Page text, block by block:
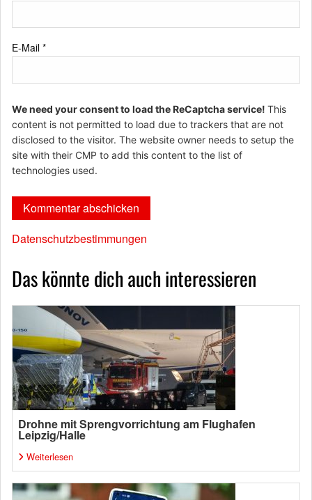
E-Mail *
We need your consent to load the ReCaptcha service! This
content is not permitted to load due to trackers that are not
disclosed to the visitor. The website owner needs to setup the
site with their CMP to add this content to the list of
technologies used.
Datenschutzbestimmungen
Das könnte dich auch interessieren
Drohne mit Sprengvorrichtung am Flughafen
Leipzig/Halle
Weiterlesen